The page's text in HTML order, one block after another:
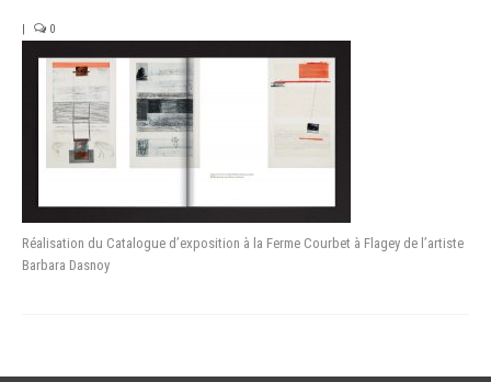
| 0
Réalisation du Catalogue d’exposition à la Ferme Courbet à Flagey de l’artiste
Barbara Dasnoy